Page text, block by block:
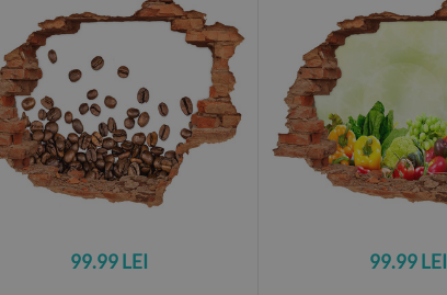
99.99 LEI 99.99 LEI